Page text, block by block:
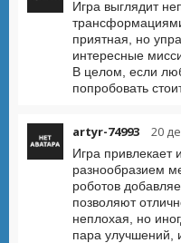
Игра выглядит
приятная, но
интересные
В целом, если
попробовать
artyr-74993 20
Игра
разнообразием
роботов
позволяют
неплохая, но
пара улучшений,